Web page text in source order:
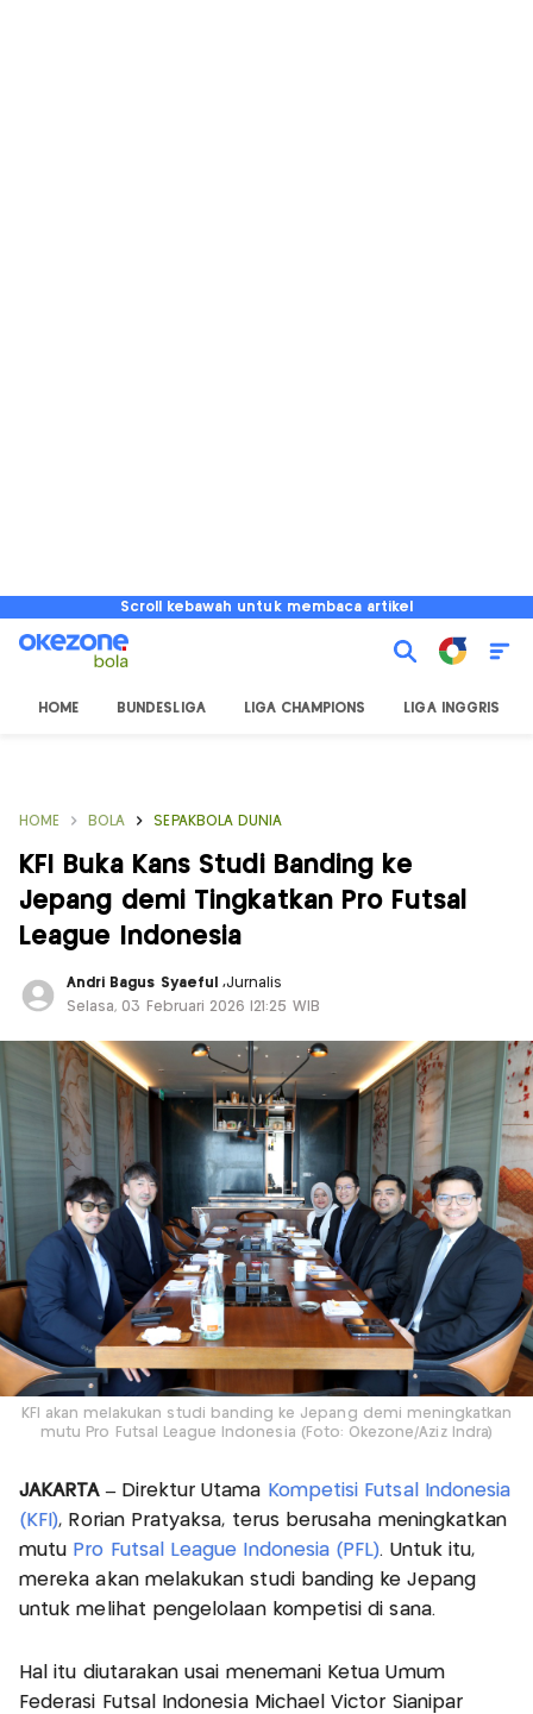
Scroll kebawah untuk membaca artikel
HOME BUNDESLIGA LIGA CHAMPIONS LIGA INGGRIS
HOME BOLA SEPAKBOLA DUNIA
KFI Buka Kans Studi Banding ke
Jepang demi Tingkatkan Pro Futsal
League Indonesia
Andri Bagus Syaeful ,Jurnalis
Selasa, 03 Februari 2026 |21:25 WIB
KFI akan melakukan studi banding ke Jepang demi meningkatkan
mutu Pro Futsal League Indonesia (Foto: Okezone/Aziz Indra)
JAKARTA –Direktur Utama Kompetisi Futsal Indonesia
(KFI), Rorian Pratyaksa, terus berusaha meningkatkan
mutu Pro Futsal League Indonesia (PFL). Untuk itu,
mereka akan melakukan studi banding ke Jepang
untuk melihat pengelolaan kompetisi di sana.
Hal itu diutarakan usai menemani Ketua Umum
Federasi Futsal Indonesia Michael Victor Sianipar